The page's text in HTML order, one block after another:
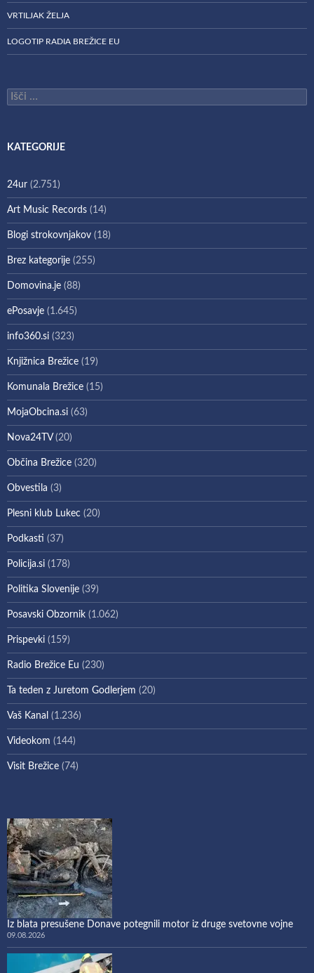
VRTILJAK ŽELJA
LOGOTIP RADIA BREŽICE EU
Išči:
KATEGORIJE
24ur (2.751)
Art Music Records (14)
Blogi strokovnjakov (18)
Brez kategorije (255)
Domovina.je (88)
ePosavje (1.645)
info360.si (323)
Knjižnica Brežice (19)
Komunala Brežice (15)
MojaObcina.si (63)
Nova24TV(20)
Občina Brežice (320)
Obvestila (3)
Plesni klub Lukec (20)
Podkasti (37)
Policija.si (178)
Politika Slovenije (39)
Posavski Obzornik (1.062)
Prispevki (159)
Radio Brežice Eu (230)
Ta teden z Juretom Godlerjem (20)
Vaš Kanal (1.236)
Videokom (144)
Visit Brežice (74)
Iz blata presušene Donave potegnili motor iz druge svetovne vojne
09.08.2026